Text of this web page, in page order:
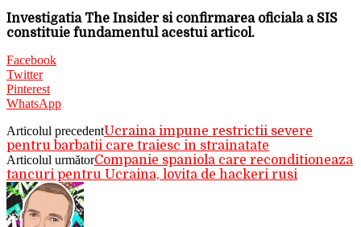
Investigatia The Insider si confirmarea oficiala a SIS
constituie fundamentul acestui articol.
Facebook
Twitter
Pinterest
WhatsApp
Articolul precedentUcraina impune restrictii severe
pentru barbatii care traiesc in strainatate
Articolul următorCompanie spaniola care reconditioneaza
tancuri pentru Ucraina, lovita de hackeri rusi